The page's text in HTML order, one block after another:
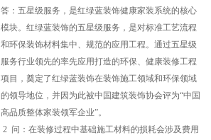
答：五星级服务，是红绿蓝装饰健康家装系统的核心
模块。红绿蓝装饰的五星级服务，是对标准工艺流程
和环保装饰材料集中、规范的应用工程。通过五星级
服务行业领先的率先应用打造的环保、健康装修工程
项目，奠定了红绿蓝装饰在装饰施工领域和环保领域
的领导地位，并因为此被中国建筑装饰协会评为“中国
高品质整体家装领军企业”。
2 问：在装修过程中基础施工材料的损耗会涉及费用